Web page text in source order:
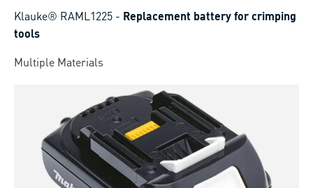
Klauke® RAML1225 - Replacement battery for crimping
tools
Multiple Materials